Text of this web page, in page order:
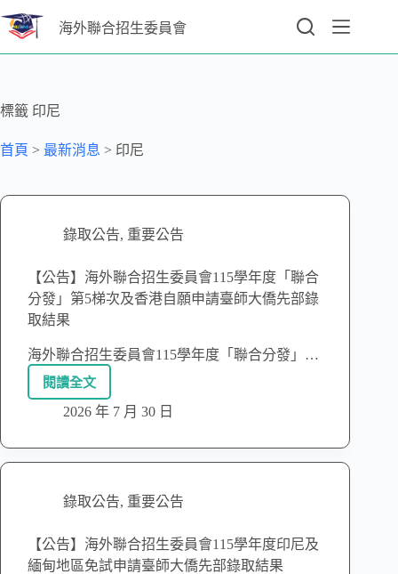
海外聯合招生委員會
標籤 印尼
首頁 > 最新消息 > 印尼
錄取公告, 重要公告
【公告】海外聯合招生委員會115學年度「聯合
分發」第5梯次及香港自願申請臺師大僑先部錄
取結果
海外聯合招生委員會115學年度「聯合分發」…
閱讀全文
2026 年 7 月 30 日
錄取公告, 重要公告
【公告】海外聯合招生委員會115學年度印尼及
緬甸地區免試申請臺師大僑先部錄取結果